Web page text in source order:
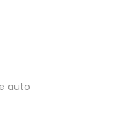
auto